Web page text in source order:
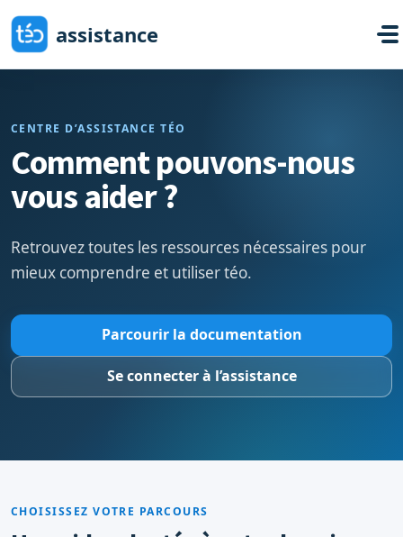
assistance
CENTRE D’ASSISTANCE TÉO
Comment pouvons-nous
vous aider ?
Retrouvez toutes les ressources nécessaires pour
mieux comprendre et utiliser téo.
Parcourir la documentation
Se connecter à l’assistance
CHOISISSEZ VOTRE PARCOURS